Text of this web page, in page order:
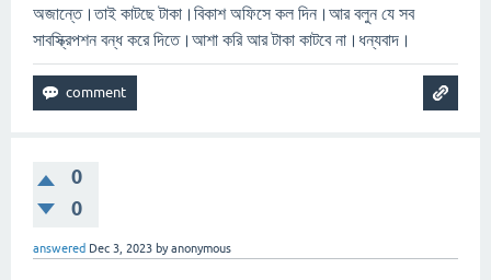
অজান্তে।তাই কাটছে টাকা।বিকাশ অফিসে কল দিন।আর বলুন যে সব
সাবস্ক্রিপশন বন্ধ করে দিতে।আশা করি আর টাকা কাটবে না।ধন্যবাদ।
0
0
answered Dec 3, 2023 byanonymous